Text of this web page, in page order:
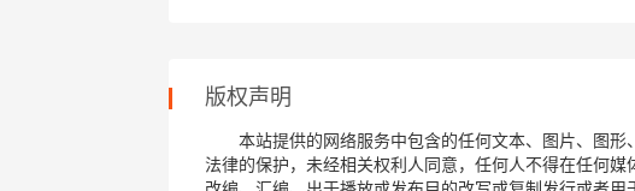
版权声明
本站提供的网络服务中包含的任何文本、图片、图
法律的保护，未经相关权利人同意，任何人不得在任何媒